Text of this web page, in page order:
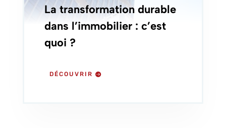
La transformation durable
dans l’immobilier : c’est
quoi ?
DÉCOUVRIR